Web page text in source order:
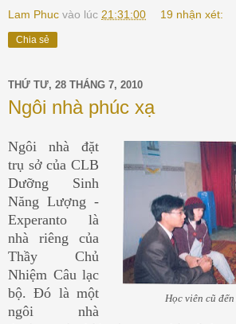
Lam Phuc vào lúc 21:31:00 19 nhận xét:
Chia sẻ
THỨ TƯ, 28 THÁNG 7, 2010
Ngôi nhà phúc xạ
Học viên cũ
Ngôi nhà đặt
trụ sở của CLB
Dưỡng Sinh
Năng Lượng -
Experanto là
nhà riêng của
Thầy Chủ
Nhiệm Câu lạc
bộ. Đó là một
ngôi nhà